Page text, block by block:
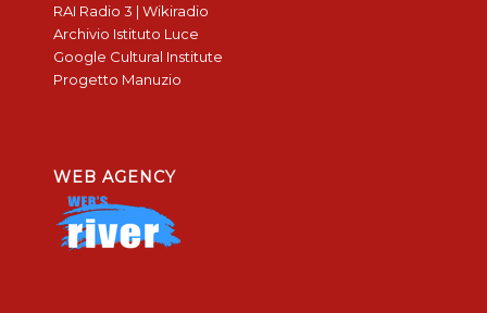
RAI Radio 3 | Wikiradio
Archivio Istituto Luce
Google Cultural Institute
Progetto Manuzio
WEB AGENCY